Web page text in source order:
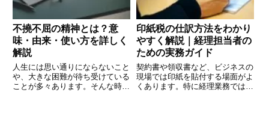
不撓不屈の精神とは？意
味・由来・使い方を詳しく
解説
人生には思い通りにならないこと
や、大きな困難が待ち受けている
ことが多々あります。そんな時、
印紙税の仕訳方法をわかり
やすく解説｜経理担当者の
ための実務ガイド
契約書や領収書など、ビジネスの
現場では印紙を貼付する場面がよ
くあります。特に経理業務では、